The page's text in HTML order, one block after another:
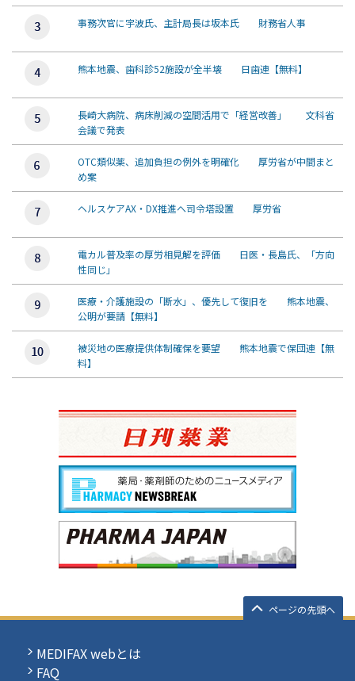
事務次官に宇波氏、主計局長は坂本氏 財務省人事
熊本地震、歯科診52施設が全半壊 日歯連【無料】
長崎大病院、病床削減の空間活用で「経営改善」 文科省
会議で発表
OTC類似薬、追加負担の例外を明確化 厚労省が中間まと
め案
ヘルスケアAX・DX推進へ司令塔設置 厚労省
電カル普及率の厚労相見解を評価 日医・長島氏、「方向
性同じ」
医療・介護施設の「断水」、優先して復旧を 熊本地震、
公明が要請【無料】
被災地の医療提供体制確保を要望 熊本地震で保団連【無
料】
ページの先頭へ
MEDIFAX webとは
FAQ